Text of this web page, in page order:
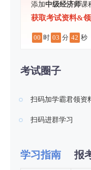
添加中级经济师课
获取考试资料&
00 时 03 分 41 秒
考试圈子
扫码加学霸君领资
扫码进群学习
学习指南 报